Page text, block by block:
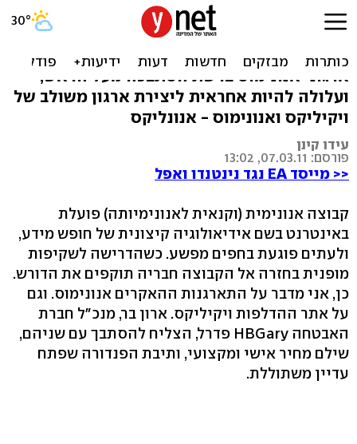
מפלתו של חושף ההאקרים
איך חברת אבטחה אמריקנית שרצתה לפצח את
ארגוני אנונימוס ברשת הסתבכה מעל הראש,
ועלולה להיות אחראית ליצירת ארגון משולב של
ויקיליקס ואנונימוס - אנונליקס
עידו קינן
פורסם: 07.03.11, 13:02
<< מייסד EA נגד נינטנדו ואפל
קבוצה אנונימית (וקנאית לאנונימיותה) פועלת
באינטרנט בשם אידיאולוגיה קיצונית של חופש מידע,
ולעתים פוגעת בחפים מפשע. כשהדרישה לשקיפות
מופנית בחזרה אל הקבוצה חבריה תוקפים את הדורש.
כן, אני מדבר על התארגנות ההאקרים אנונימוס. וגם
על אתר ההדלפות ויקיליקס. ארון בר, מנכ"ל חברת
האבטחה HBGary פדרל, הצליח להסתבך עם שניהם,
שילם מחיר אישי ומקצועי, ותיבת הפנדורה שפתח
עדיין משתוללת.